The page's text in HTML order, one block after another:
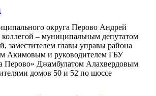
округа Перово Андрей
– муниципальным депутатом
заместителем главы управы района
Акимовым и руководителем ГБУ
Джамбулатом Алахвердовым
домов 50 и 52 по шоссе